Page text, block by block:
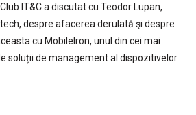
IT&C a discutat cu Teodor Lupan,
despre afacerea derulată şi despre
cu MobileIron, unul din cei mai
soluții de management al dispozitivelor